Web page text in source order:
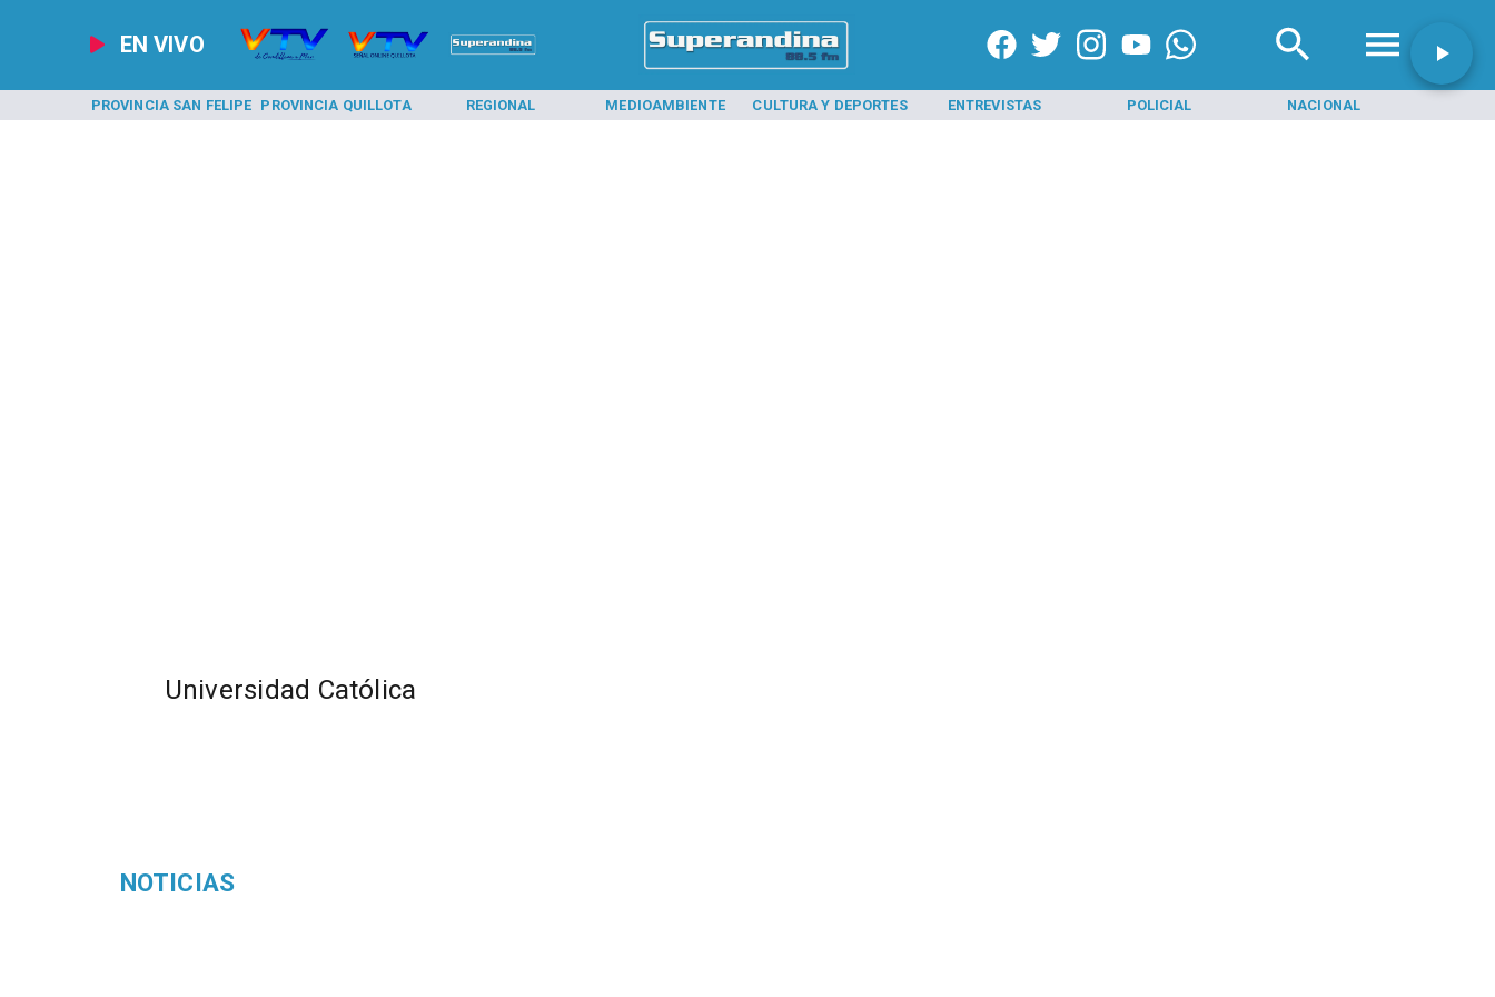
EN VIVO
PROVINCIA SAN FELIPE PROVINCIA QUILLOTA REGIONAL MEDIOAMBIENTE CULTURA Y DEPORTES ENTREVISTAS POLICIAL NACIONAL
Universidad Católica
NOTICIAS